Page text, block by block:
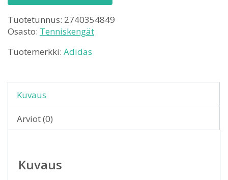
Tuotetunnus: 2740354849
Osasto: Tenniskengät
Tuotemerkki: Adidas
Kuvaus
Arviot (0)
Kuvaus